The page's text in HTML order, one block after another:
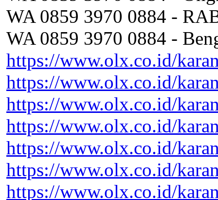
WA 0859 3970 0884 -
WA 0859 3970 0884 -
https://www.olx.co.id/
https://www.olx.co.id/
https://www.olx.co.id/
https://www.olx.co.id/
https://www.olx.co.id/
https://www.olx.co.id/
https://www.olx.co.id/